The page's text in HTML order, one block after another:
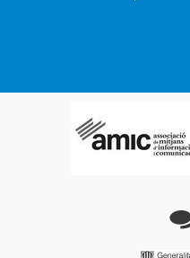
Les
Carme
morir al